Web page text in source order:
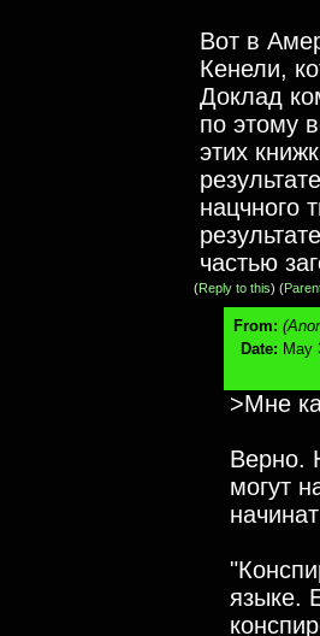
Вот в
Кенели,
Доклад
по этому
этих
нацчного
частью
(Reply to this) (
From:
Date: May
>Мне
Верно.
могут
языке.